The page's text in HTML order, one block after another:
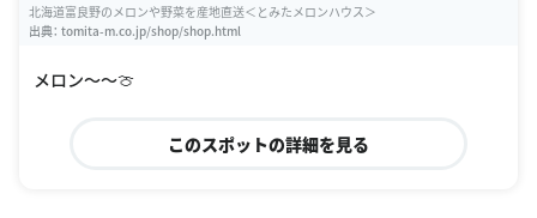
北海道富良野のメロンや野菜を産地直送＜とみたメロンハウス＞
出典： tomita-m.co.jp/shop/shop.html
メロン〜〜🍈
このスポットの詳細を見る